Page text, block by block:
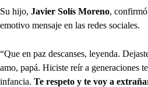
Su hijo, Javier Solís Moreno,
emotivo mensaje en las redes sociales.
“Que en paz descanses, leyenda.
amo, papá. Hiciste reír a generaciones
infancia. Te respeto y te voy a